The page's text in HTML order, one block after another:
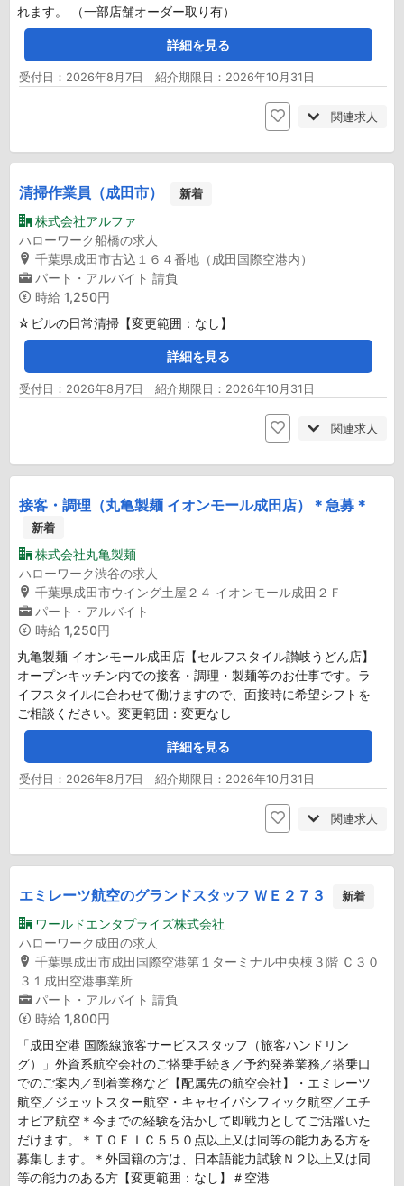
れます。 （一部店舗オーダー取り有）
詳細を見る
受付日：2026年8月7日 紹介期限日：2026年10月31日
関連求人
清掃作業員（成田市） 新着
株式会社アルファ
ハローワーク船橋の求人
千葉県成田市古込１６４番地（成田国際空港内）
パート・アルバイト 請負
時給 1,250円
☆ビルの日常清掃【変更範囲：なし】
詳細を見る
受付日：2026年8月7日 紹介期限日：2026年10月31日
関連求人
接客・調理（丸亀製麺 イオンモール成田店）＊急募＊
新着
株式会社丸亀製麺
ハローワーク渋谷の求人
千葉県成田市ウイング土屋２４ イオンモール成田２Ｆ
パート・アルバイト
時給 1,250円
丸亀製麺 イオンモール成田店【セルフスタイル讃岐うどん店】
オープンキッチン内での接客・調理・製麺等のお仕事です。ラ
イフスタイルに合わせて働けますので、面接時に希望シフトを
ご相談ください。変更範囲：変更なし
詳細を見る
受付日：2026年8月7日 紹介期限日：2026年10月31日
関連求人
エミレーツ航空のグランドスタッフ ＷＥ２７３ 新着
ワールドエンタプライズ株式会社
ハローワーク成田の求人
千葉県成田市成田国際空港第１ターミナル中央棟３階 Ｃ３０
３１成田空港事業所
パート・アルバイト 請負
時給 1,800円
「成田空港 国際線旅客サービススタッフ（旅客ハンドリン
グ）」外資系航空会社のご搭乗手続き／予約発券業務／搭乗口
でのご案内／到着業務など【配属先の航空会社】・エミレーツ
航空／ジェットスター航空・キャセイパシフィック航空／エチ
オピア航空＊今までの経験を活かして即戦力としてご活躍いた
だけます。＊ＴＯＥＩＣ５５０点以上又は同等の能力ある方を
募集します。＊外国籍の方は、日本語能力試験Ｎ２以上又は同
等の能力のある方【変更範囲：なし】＃空港